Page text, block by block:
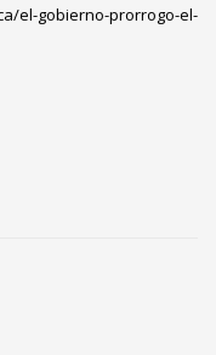
el-gobierno-prorrogo-el-